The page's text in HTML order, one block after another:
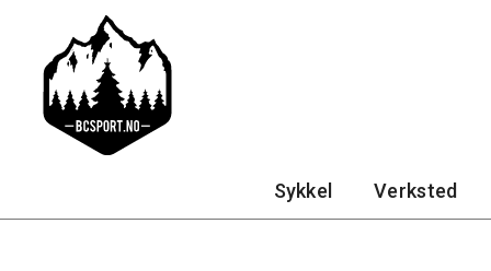
Sykkel Verksted